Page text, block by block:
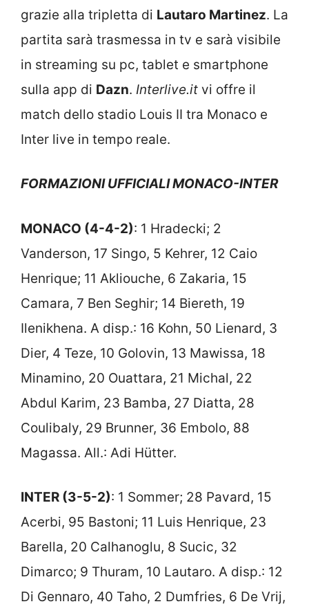
grazie alla tripletta di Lautaro Martinez. La
partita sarà trasmessa in tv e sarà visibile
in streaming su pc, tablet e smartphone
sulla app di Dazn. Interlive.it vi offre il
match dello stadio Louis II tra Monaco e
Inter live in tempo reale.
FORMAZIONI UFFICIALI MONACO-INTER
MONACO (4-4-2): 1 Hradecki; 2
Vanderson, 17 Singo, 5 Kehrer, 12 Caio
Henrique; 11 Akliouche, 6 Zakaria, 15
Camara, 7 Ben Seghir; 14 Biereth, 19
Ilenikhena. A disp.: 16 Kohn, 50 Lienard, 3
Dier, 4 Teze, 10 Golovin, 13 Mawissa, 18
Minamino, 20 Ouattara, 21 Michal, 22
Abdul Karim, 23 Bamba, 27 Diatta, 28
Coulibaly, 29 Brunner, 36 Embolo, 88
Magassa. All.: Adi Hütter.
INTER (3-5-2): 1 Sommer; 28 Pavard, 15
Acerbi, 95 Bastoni; 11 Luis Henrique, 23
Barella, 20 Calhanoglu, 8 Sucic, 32
Dimarco; 9 Thuram, 10 Lautaro. A disp.: 12
Di Gennaro, 40 Taho, 2 Dumfries, 6 De Vrij,